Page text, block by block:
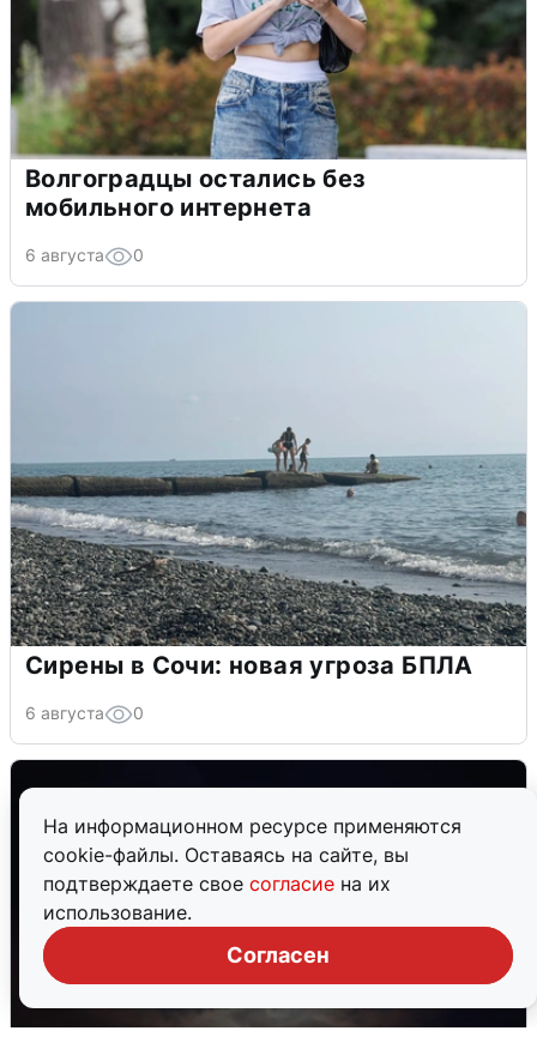
На информационном ресурсе применяются
cookie-файлы. Оставаясь на сайте, вы
подтверждаете свое согласие на их
использование.
Согласен
Волгоградцы остались без
мобильного интернета
6 августа 0
Сирены в Сочи: новая угроза БПЛА
6 августа 0